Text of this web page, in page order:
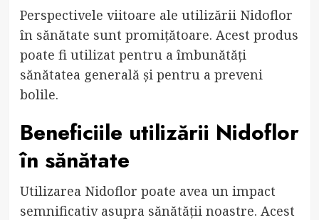
Perspectivele viitoare ale utilizării Nidoflor
în sănătate sunt promițătoare. Acest produs
poate fi utilizat pentru a îmbunătăți
sănătatea generală și pentru a preveni
bolile.
Beneficiile utilizării Nidoflor
în sănătate
Utilizarea Nidoflor poate avea un impact
semnificativ asupra sănătății noastre. Acest